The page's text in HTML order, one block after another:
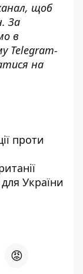
, щоб
За
в
Telegram-
на
проти
України
😡